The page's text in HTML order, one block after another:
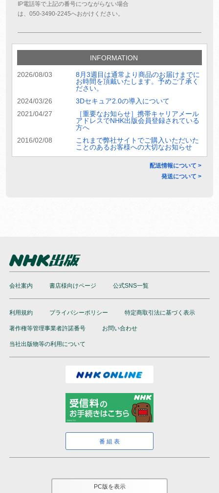
IP電話等で上記の番号につながらない場合
は、050-3490-2245へおかけください。
INFORMATION
2026/08/03
8月3週目は通常より商品のお届けまでに
お時間を頂戴いたします。予めご了承く
ださい。
2024/03/26
3Dセキュア2.0の導入について
2021/04/27
［重要なお知らせ］携帯キャリアメール
アドレスでNHK出版会員登録されている
方へ
2016/02/08
これまで弊社サイトでご購入いただいた
ことのあるお客様への大切なお知らせ
配送情報について >
発送について >
会社案内 書店様向けページ 公式SNS一覧
利用規約 プライバシーポリシー 特定商取引法に基づく表示
著作権等管理事業者許諾番号 お問い合わせ
当社出版物等の利用について
番組表
PC版を表示